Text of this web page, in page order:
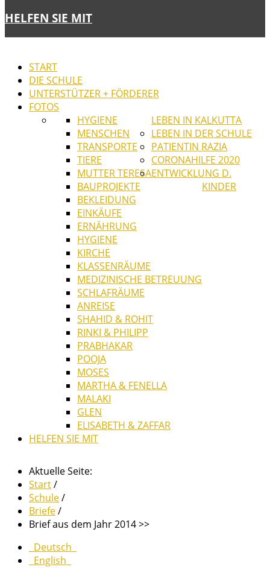
HELFEN SIE MIT
START
DIE SCHULE
UNTERSTÜTZER + FÖRDERER
FOTOS
LEBEN IN KALKUTTA
HYGIENE
MENSCHEN
TRANSPORTE
TIERE
MUTTER TERESA
LEBEN IN DER SCHULE
BAUPROJEKTE
BEKLEIDUNG
EINKÄUFE
ERNÄHRUNG
HYGIENE
KIRCHE
KLASSENRÄUME
MEDIZINISCHE BETREUUNG
SCHLAFRÄUME
ANREISE
PATIENTIN RAZIA
CORONAHILFE 2020
ENTWICKLUNG D.
KINDER
SHAHID & ROHIT
RINKI & PHILIPP
PRABHAKAR
POOJA
MOSES
MARTHA & FENELLA
MALAKI
GLEN
ELISABETH & ZAFFAR
HELFEN SIE MIT
Aktuelle Seite:
Start/
Schule/
Briefe/
Brief aus dem Jahr 2014 >>
Deutsch
English